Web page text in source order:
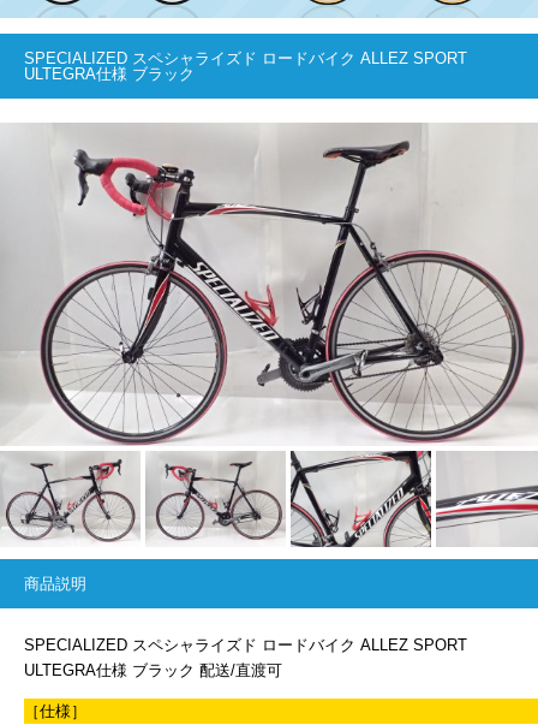
SPECIALIZED スペシャライズド ロードバイク ALLEZ SPORT
ULTEGRA仕様 ブラック
商品説明
SPECIALIZED スペシャライズド ロードバイク ALLEZ SPORT
ULTEGRA仕様 ブラック 配送/直渡可
［仕様］